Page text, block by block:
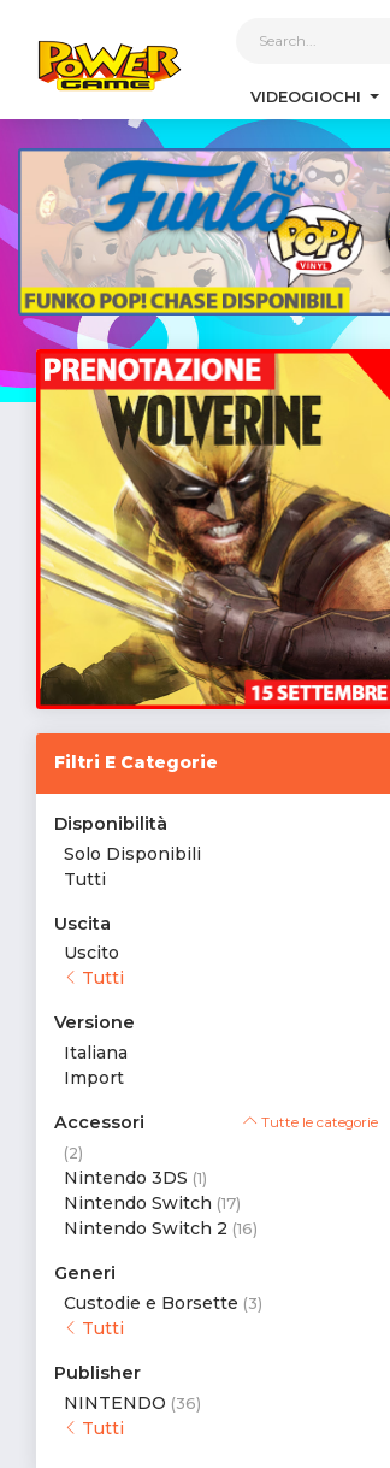
VIDEOGIOCHI
Filtri E Categorie
Disponibilità
Solo Disponibili
Tutti
Uscita
Uscito
Tutti
Versione
Italiana
Import
Accessori Tutte le categorie
(2)
Nintendo 3DS (1)
Nintendo Switch (17)
Nintendo Switch 2 (16)
Generi
Custodie e Borsette (3)
Tutti
Publisher
NINTENDO (36)
Tutti